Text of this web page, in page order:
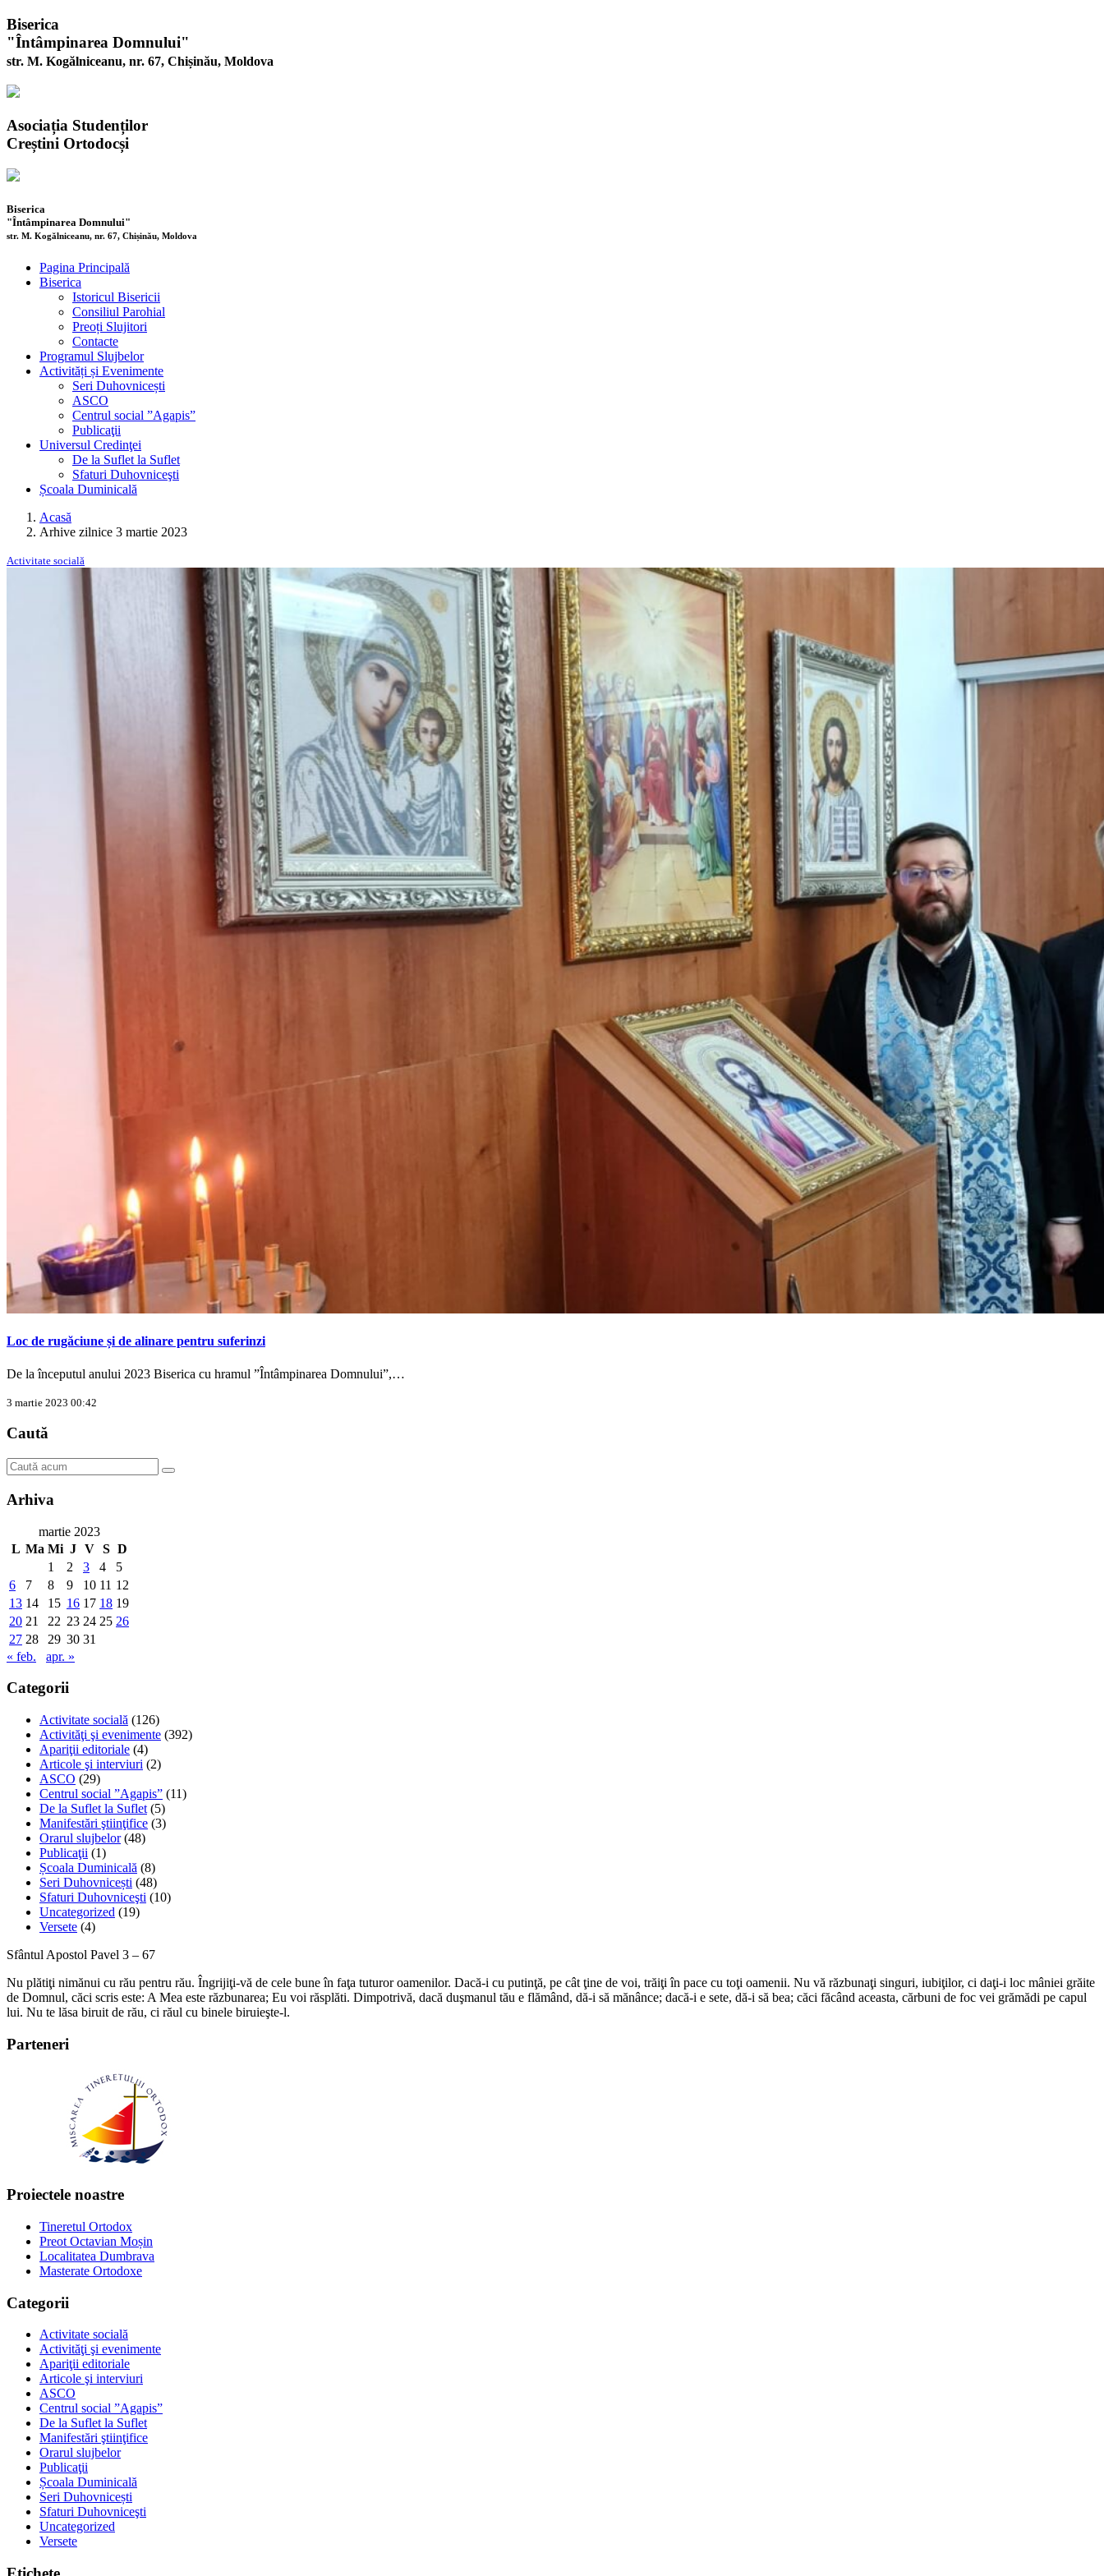
Biserica
"Întâmpinarea Domnului"
str. M. Kogălniceanu, nr. 67, Chișinău, Moldova
Asociația Studenților
Creștini Ortodocși
Biserica
"Întâmpinarea Domnului"
str. M. Kogălniceanu, nr. 67, Chișinău, Moldova
Pagina Principală
Biserica
Istoricul Bisericii
Consiliul Parohial
Preoți Slujitori
Contacte
Programul Slujbelor
Activități și Evenimente
Seri Duhovnicești
ASCO
Centrul social ”Agapis”
Publicaţii
Universul Credinţei
De la Suflet la Suflet
Sfaturi Duhovniceşti
Școala Duminicală
Acasă
Arhive zilnice 3 martie 2023
Activitate socială
Loc de rugăciune și de alinare pentru suferinzi
De la începutul anului 2023 Biserica cu hramul ”Întâmpinarea Domnului”,…
3 martie 2023 00:42
Caută
Arhiva
martie 2023
L Ma Mi J V S D
1
2 3 4
5
6
7 8 9 10 11 12
13 14 15 16 17 18 19
20 21 22 23 24 25 26
27 28 29 30 31
« feb.
apr. »
Categorii
Activitate socială (126)
Activităţi şi evenimente (392)
Apariţii editoriale (4)
Articole şi interviuri (2)
ASCO (29)
Centrul social ”Agapis” (11)
De la Suflet la Suflet (5)
Manifestări ştiinţifice (3)
Orarul slujbelor(48)
Publicaţii (1)
Școala Duminicală (8)
Seri Duhovnicești (48)
Sfaturi Duhovniceşti (10)
Uncategorized (19)
Versete (4)
Sfântul Apostol Pavel 3 – 67
Nu plătiţi nimănui cu rău pentru rău. Îngrijiţi-vă de cele bune în faţa tuturor oamenilor. Dacă-i cu putinţă, pe cât ţine de voi, trăiţi în pace cu toţi oamenii. Nu vă răzbunaţi singuri, iubiţilor, ci daţi-i loc mâniei grăite
de Domnul, căci scris este: A Mea este răzbunarea; Eu voi răsplăti. Dimpotrivă, dacă duşmanul tău e flămând, dă-i să mănânce; dacă-i e sete, dă-i să bea; căci făcând aceasta, cărbuni de foc vei grămădi pe capul
lui. Nu te lăsa biruit de rău, ci răul cu binele biruieşte-l.
Parteneri
Proiectele noastre
Tineretul Ortodox
Preot Octavian Moșin
Localitatea Dumbrava
Masterate Ortodoxe
Categorii
Activitate socială
Activităţi şi evenimente
Apariţii editoriale
Articole şi interviuri
ASCO
Centrul social ”Agapis”
De la Suflet la Suflet
Manifestări ştiinţifice
Orarul slujbelor
Publicaţii
Școala Duminicală
Seri Duhovnicești
Sfaturi Duhovniceşti
Uncategorized
Versete